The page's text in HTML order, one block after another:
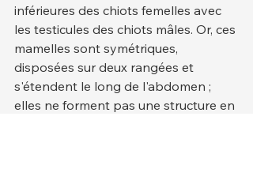
inférieures des chiots femelles avec
les testicules des chiots mâles. Or, ces
mamelles sont symétriques,
disposées sur deux rangées et
s'étendent le long de l'abdomen ;
elles ne forment pas une structure en